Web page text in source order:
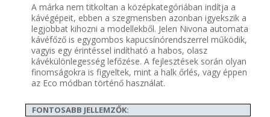
A márka nem titkoltan a középkategóriában indítja a
kávégépeit, ebben a szegmensben azonban igyekszik a
legjobbat kihozni a modellekből. Jelen Nivona automata
kávéfőző is egygombos kapucsínórendszerrel működik,
vagyis egy érintéssel indítható a habos, olasz
kávékülönlegesség lefőzése. A fejlesztések során olyan
finomságokra is figyeltek, mint a halk őrlés, vagy éppen
az Eco módban történő használat.
FONTOSABB JELLEMZŐK: